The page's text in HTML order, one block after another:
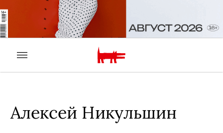
Алексей Никульшин